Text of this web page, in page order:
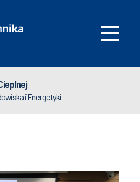
i Energetyki